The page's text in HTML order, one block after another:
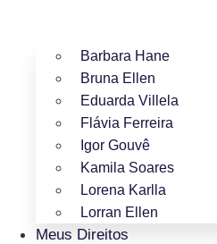
Barbara Hane
Bruna Ellen
Eduarda Villela
Flávia Ferreira
Igor Gouvê
Kamila Soares
Lorena Karlla
Lorran Ellen
Meus Direitos